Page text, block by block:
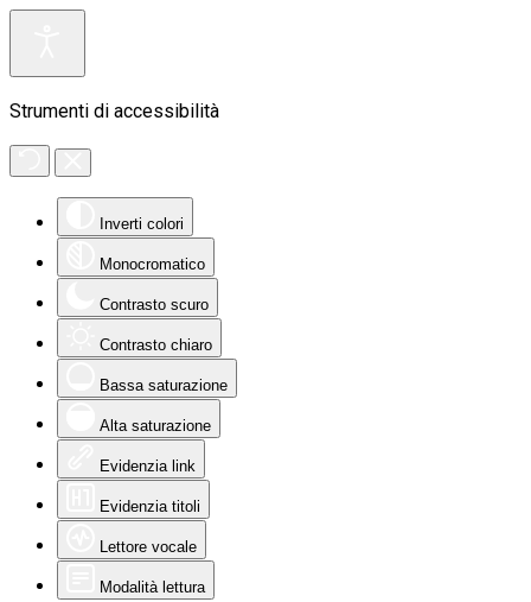
Strumenti di accessibilità
Inverti colori
Monocromatico
Contrasto scuro
Contrasto chiaro
Bassa saturazione
Alta saturazione
Evidenzia link
Evidenzia titoli
Lettore vocale
Modalità lettura